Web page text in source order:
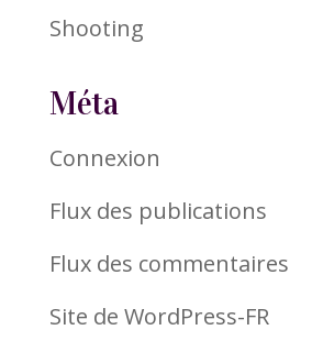
Shooting
Méta
Connexion
Flux des publications
Flux des commentaires
Site de WordPress-FR